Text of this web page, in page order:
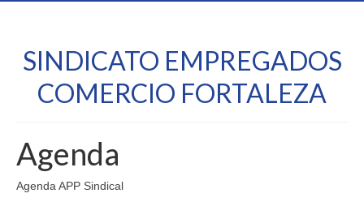
SINDICATO EMPREGADOS
COMERCIO FORTALEZA
Agenda
Agenda APP Sindical